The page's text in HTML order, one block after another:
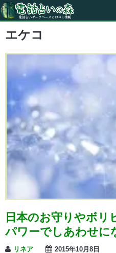
エケコ
日本のお守りやボリ
パワーでしあわせに
リネア
2015年10月8日